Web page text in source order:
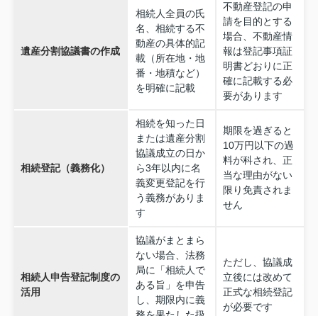
遺産分割協議書の作成
相続人全員の氏
名、相続する不
動産の具体的記
載（所在地・地
番・地積など）
を明確に記載
不動産登記の申
請を目的とする
場合、不動産情
報は登記事項証
明書どおりに正
確に記載する必
要があります
相続登記（義務化）
相続を知った日
または遺産分割
協議成立の日か
ら3年以内に名
義変更登記を行
う義務がありま
す
期限を過ぎると
10万円以下の過
料が科され、正
当な理由がない
限り免責されま
せん
相続人申告登記制度の
活用
協議がまとまら
ない場合、法務
局に「相続人で
ある旨」を申告
し、期限内に義
ただし、協議成
立後には改めて
正式な相続登記
が必要です